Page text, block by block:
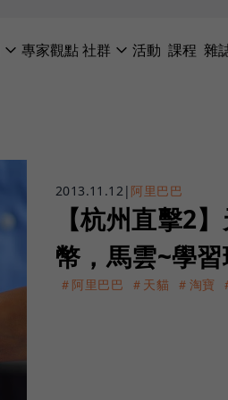
專家觀點社群 活動 課程 雜
2013.11.12| 阿里巴巴
【杭州直擊2
幣，馬雲~學
＃阿里巴巴 ＃天貓 ＃淘寶